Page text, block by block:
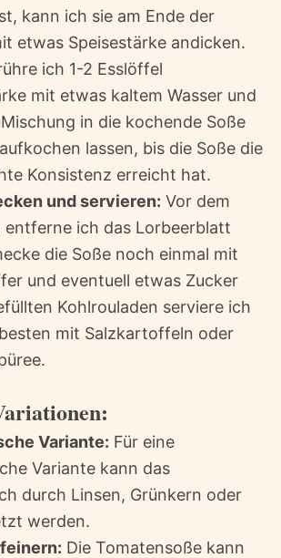
kann ich sie am Ende der
etwas Speisestärke andicken.
ich 1-2 Esslöffel
mit etwas kaltem Wasser und
in die kochende Soße
lassen, bis die Soße die
Konsistenz erreicht hat.
und servieren: Vor dem
entferne ich das Lorbeerblatt
die Soße noch einmal mit
und eventuell etwas Zucker
Kohlrouladen serviere ich
mit Salzkartoffeln oder
Variante: Für eine
Variante kann das
durch Linsen, Grünkern oder
werden.
Die Tomatensoße kann